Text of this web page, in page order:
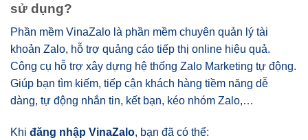
sử dụng?
Phần mềm VinaZalo là phần mềm chuyên quản lý tài
khoản Zalo, hỗ trợ quảng cáo tiếp thị online hiệu quả.
Công cụ hỗ trợ xây dựng hệ thống Zalo Marketing tự động.
Giúp bạn tìm kiếm, tiếp cận khách hàng tiềm năng dễ
dàng, tự động nhắn tin, kết bạn, kéo nhóm Zalo,…
Khi đăng nhập VinaZalo, bạn đã có thể: